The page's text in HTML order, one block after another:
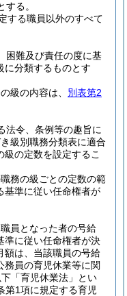
する。
する職員以外のすべて
困難及び責任の度に基
に分類するものとす
級の内容は、 別表第2
法令、条例等の趣旨に
級別職務分類表に適合
の定数を設定するこ
務の級ごとの定数の範
基準に従い任命権者が
員となった者の号給
準に従い任命権者が決
額は、当該職員の号給
務員の育児休業等に関
「育児休業法」とい
第1項に規定する育児